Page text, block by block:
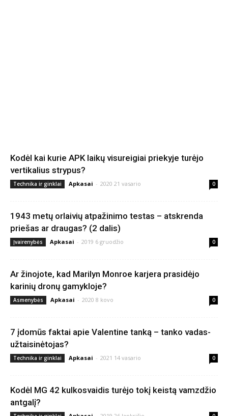
Kodėl kai kurie APK laikų visureigiai priekyje turėjo
vertikalius strypus?
Technika ir ginklai Apkasai - 2020 21 vasario 0
1943 metų orlaivių atpažinimo testas – atskrenda
priešas ar draugas? (2 dalis)
Įvairenybės Apkasai - 2019 6 gruodžio 0
Ar žinojote, kad Marilyn Monroe karjera prasidėjo
karinių dronų gamykloje?
Asmenybės Apkasai - 2020 8 kovo 0
7 įdomūs faktai apie Valentine tanką – tanko vadas-
užtaisinėtojas?
Technika ir ginklai Apkasai - 2021 14 vasario 0
Kodėl MG 42 kulkosvaidis turėjo tokį keistą vamzdžio
antgalį?